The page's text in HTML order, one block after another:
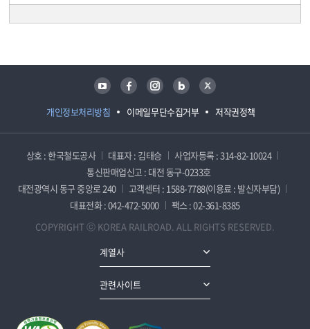
개인정보처리방침 이메일무단수집거부 저작권정책
유튜브 페이스북 인스타그램 블로그 트위터
상호 : 한국철도공사 대표자 : 김태승
사업자등록 : 314-82-10024
통신판매업신고 : 대전 동구-0233호
대전광역시 동구 중앙로 240
고객센터 : 1588-7788(이용료 : 발신자부담)
대표전화 : 042-472-5000
팩스 : 02-361-8385
COPYRIGHT ⓒ KOREA RAILROAD. ALL RIGHTS RESERVED.
계열사
관련사이트